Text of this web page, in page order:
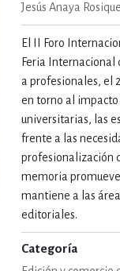
Y
Jesús Anaya Rosique
El II Foro
Feria Internacional
a profesionales, el
en torno al impacto
universitarias, las
frente a las
profesionalización
memoria
mantiene a las
editoriales.
Categoría